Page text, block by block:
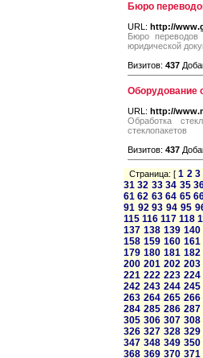
Бюро
URL: http://
Бюро переводов
юридической
Визитов: 437
Оборудование
URL: http://
Обработка
стеклопакетов
Визитов: 437
Страница: [1 2 3
31 32 33 34 35
61 62 63 64 65
91 92 93 94 95
115 116 117 118
137 138 139 140
158 159 160 161
179 180 181 182
200 201 202 203
221 222 223 224
242 243 244 245
263 264 265 266
284 285 286 287
305 306 307 308
326 327 328 329
347 348 349 350
368 369 370 371